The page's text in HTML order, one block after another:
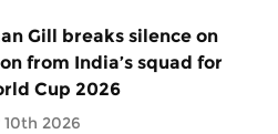
Gill breaks silence on
from India’s squad for
Cup 2026
2026